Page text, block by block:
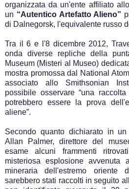
organizzata da un'ente affiliato
un “Autentico Artefatto Alieno”
di Dalnegorsk, l'equivalente russo
Tra il 6 e l'8 dicembre 2012,
onda diverse repliche della
Museum (Misteri al Museo)
mostra promossa dal National
associato allo Smithsonian
possibile osservare “una
potrebbero essere la prova
aliene”.
Secondo quanto dichiarato in
Allan Palmer, direttore del
esame alcuni frammenti
misteriosa esplosione avvenuta
mineraria dell'estremo oriente
sarebbero stati raccolti in seguito